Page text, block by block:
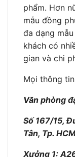
phẩm. Hơn
mẫu đồng
đa dạng
khách có
gian và chi
Mọi thông
Văn phòng
Số 167/15,
Tân, Tp.
Xưởng 1: